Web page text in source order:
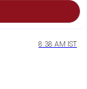
8:38 AM IST